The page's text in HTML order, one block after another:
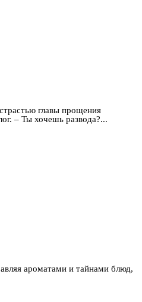
главы прощения
– Ты хочешь развода?...
ароматами и тайнами блюд,